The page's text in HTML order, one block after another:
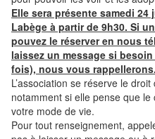
Elle sera présente samedi 24
Labège à partir de 9h30. Si
pouvez le réserver en nous
laissez un message si
fois), nous vous rappellerons.
L’association se réserve le
notamment si elle pense que
votre mode de vie.
Pour tout renseignement,